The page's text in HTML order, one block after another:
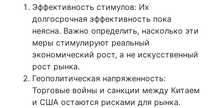
Эффективность стимулов: Их
долгосрочная эффективность пока
неясна. Важно определить, насколько эти
меры стимулируют реальный
экономический рост, а не искусственный
рост рынка.
Геополитическая напряженность:
Торговые войны и санкции между Китаем
и США остаются рисками для рынка.